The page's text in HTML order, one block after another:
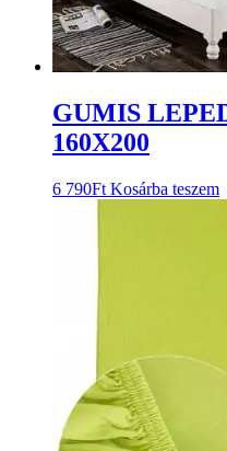
GUMIS
160X200
6 790Ft Kosárba teszem